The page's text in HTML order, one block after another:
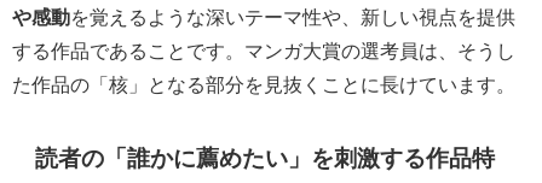
や感動を覚えるような深いテーマ性や、新しい視点を提供
する作品であることです。マンガ大賞の選考員は、そうし
た作品の「核」となる部分を見抜くことに長けています。
読者の「誰かに薦めたい」を刺激する作品特